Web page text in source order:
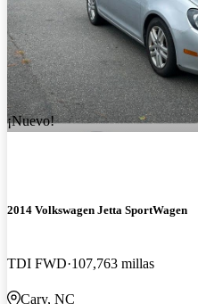
¡Nuevo!
2014 Volkswagen Jetta SportWagen
TDI FWD 107,763 millas
Cary, NC